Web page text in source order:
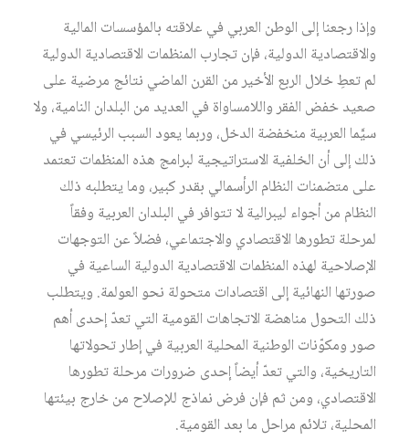
وإذا رجعنا إلى الوطن العربي في علاقته بالمؤسسات المالية
والاقتصادية الدولية، فإن تجارب المنظمات الاقتصادية الدولية
لم تعطِ خلال الربع الأخير من القرن الماضي نتائج مرضية على
صعيد خفض الفقر واللامساواة في العديد من البلدان النامية، ولا
سيَّما العربية منخفضة الدخل، وربما يعود السبب الرئيسي في
ذلك إلى أن الخلفية الاستراتيجية لبرامج هذه المنظمات تعتمد
على متضمنات النظام الرأسمالي بقدر كبير، وما يتطلبه ذلك
النظام من أجواء ليبرالية لا تتوافر في البلدان العربية وفقاً
لمرحلة تطورها الاقتصادي والاجتماعي، فضلاً عن التوجهات
الإصلاحية لهذه المنظمات الاقتصادية الدولية الساعية في
صورتها النهائية إلى اقتصادات متحولة نحو العولمة. ويتطلب
ذلك التحول مناهضة الاتجاهات القومية التي تعدّ إحدى أهم
صور ومكوّنات الوطنية المحلية العربية في إطار تحولاتها
التاريخية، والتي تعدّ أيضاً إحدى ضرورات مرحلة تطورها
الاقتصادي، ومن ثم فإن فرض نماذج للإصلاح من خارج بيئتها
المحلية، تلائم مراحل ما بعد القومية.